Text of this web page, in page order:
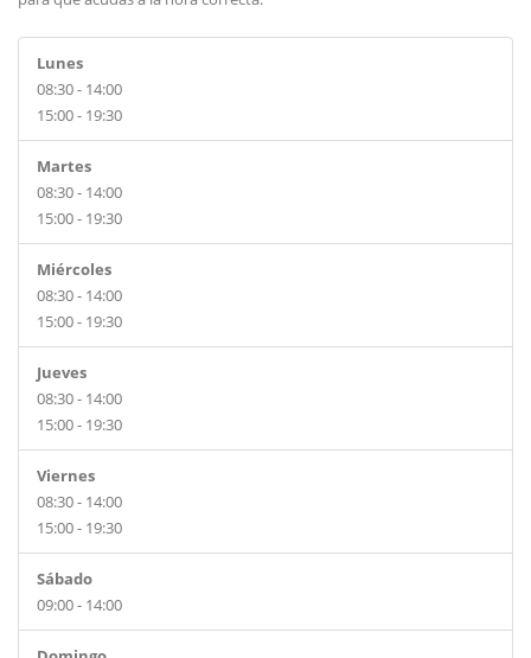
Lunes
08:30 - 14:00
15:00 - 19:30
Martes
08:30 - 14:00
15:00 - 19:30
Miércoles
08:30 - 14:00
15:00 - 19:30
Jueves
08:30 - 14:00
15:00 - 19:30
Viernes
08:30 - 14:00
15:00 - 19:30
Sábado
09:00 - 14:00